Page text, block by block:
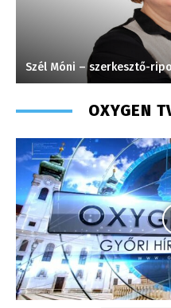
Tóth Bálint – operatőr-
OXYGEN